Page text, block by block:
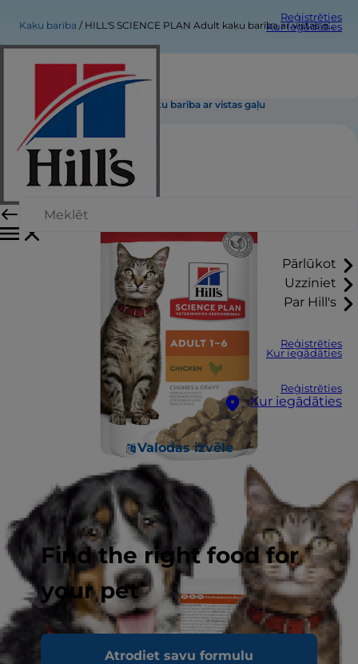
Reģistrēties
Kur iegādāties
Pārlūkot
Uzziniet
Par Hill's
Reģistrēties
Kur iegādāties
Reģistrēties
Kur iegādāties
Valodas izvēle
Find the right food for
your pet
Atrodiet savu formulu
Kaķu barība HILL'S SCIENCE PLAN Adult kaķu barība ar vistas gaļu
HILL'S SCIENCE PLAN Adult kaķu barība ar vistas gaļu